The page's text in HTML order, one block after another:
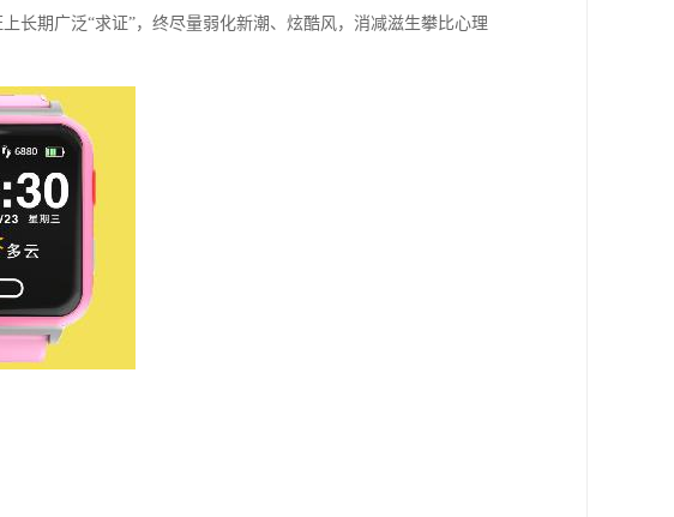
长期广泛“求证”，终尽量弱化新潮、炫酷风，消减滋生攀比心理